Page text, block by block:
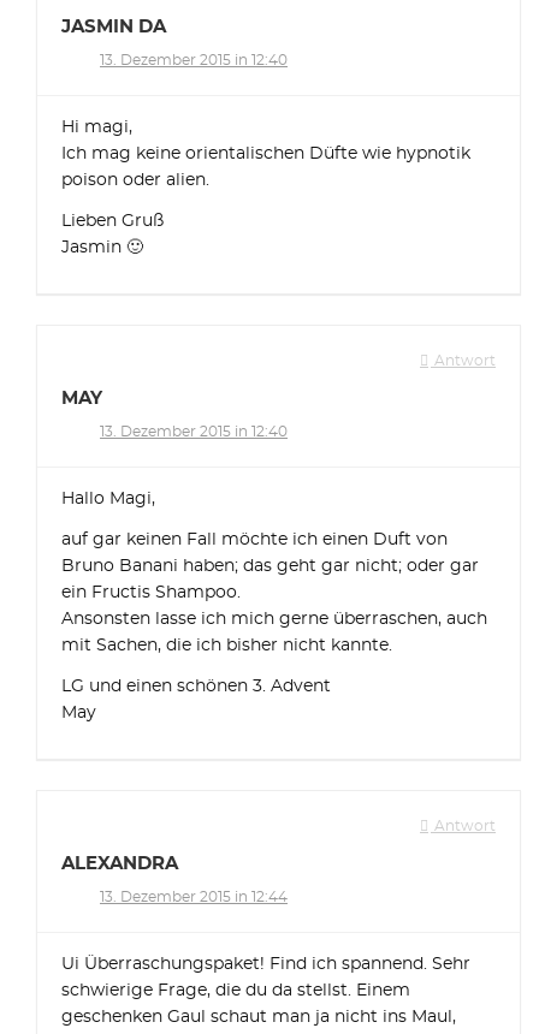
JASMIN DA
13. Dezember 2015 in 12:40
Hi magi,
Ich mag keine orientalischen Düfte wie hypnotik
poison oder alien.
Lieben Gruß
Jasmin 🙂
Antwort
MAY
13. Dezember 2015 in 12:40
Hallo Magi,
auf gar keinen Fall möchte ich einen Duft von
Bruno Banani haben; das geht gar nicht; oder gar
ein Fructis Shampoo.
Ansonsten lasse ich mich gerne überraschen, auch
mit Sachen, die ich bisher nicht kannte.
LG und einen schönen 3. Advent
May
Antwort
ALEXANDRA
13. Dezember 2015 in 12:44
Ui Überraschungspaket! Find ich spannend. Sehr
schwierige Frage, die du da stellst. Einem
geschenken Gaul schaut man ja nicht ins Maul,